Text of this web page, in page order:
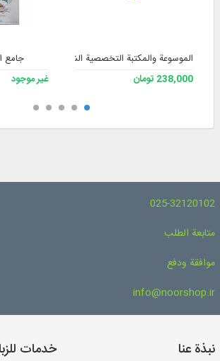
الموسوعة والمكتبة التخصصية الشاملة للفقه 3
238,000 تومان
جامع
غير موجود
025-32120102
متابعة الطلب
موافقة ودفع
info@noorshop.ir
نبذة عنا خدمات